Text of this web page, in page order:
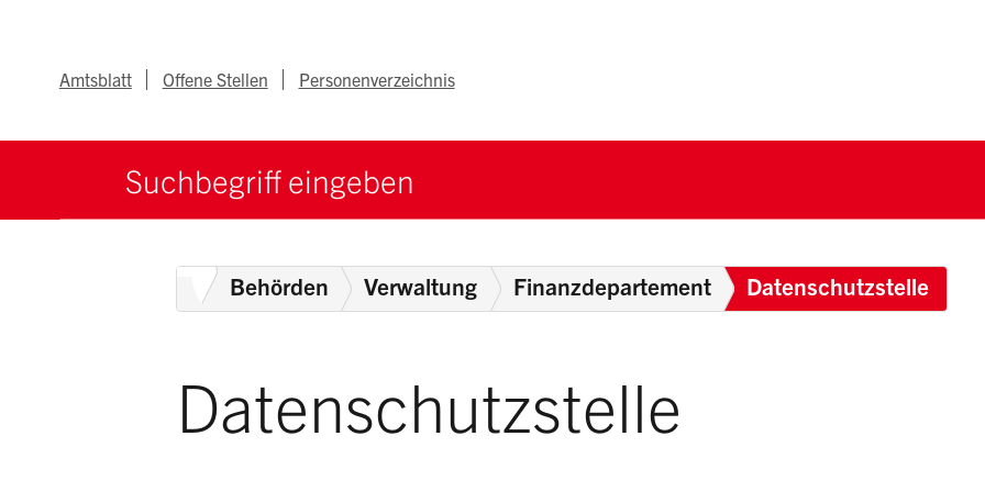
Metanav
Amtsblatt Offene Stellen Personenverzeichnis
Suchbegriff
Breadcrumb
HomeBehörden Verwaltung Finanzdepartement Datenschutzstelle
Datenschutzstelle